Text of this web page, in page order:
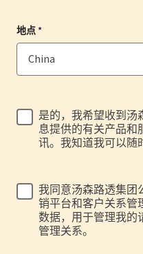
地点 *
是的，我希望收到汤
息提供的有关产品和
讯。我知道我可以随
我同意汤森路透集团
销平台和客户关系管
数据，用于管理我的
管理关系。